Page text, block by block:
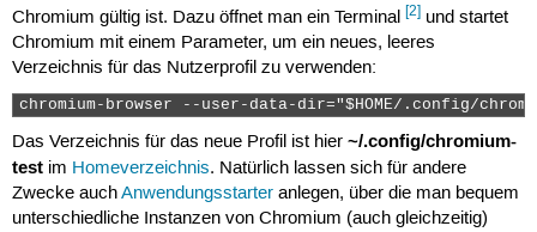
Chromium gültig ist. Dazu öffnet man ein Terminal [2]und startet
Chromium mit einem Parameter, um ein neues, leeres
Verzeichnis für das Nutzerprofil zu verwenden:
chromium-browser --user-data-dir="$HOME/.config/
Das Verzeichnis für das neue Profil ist hier ~/.config/chromium-
testim Homeverzeichnis. Natürlich lassen sich für andere
Zwecke auchAnwendungsstarteranlegen, über die man bequem
unterschiedliche Instanzen von Chromium (auch gleichzeitig)